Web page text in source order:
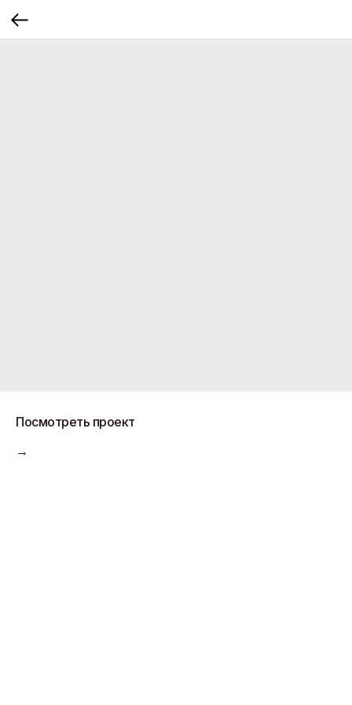
Посмотреть проект
→